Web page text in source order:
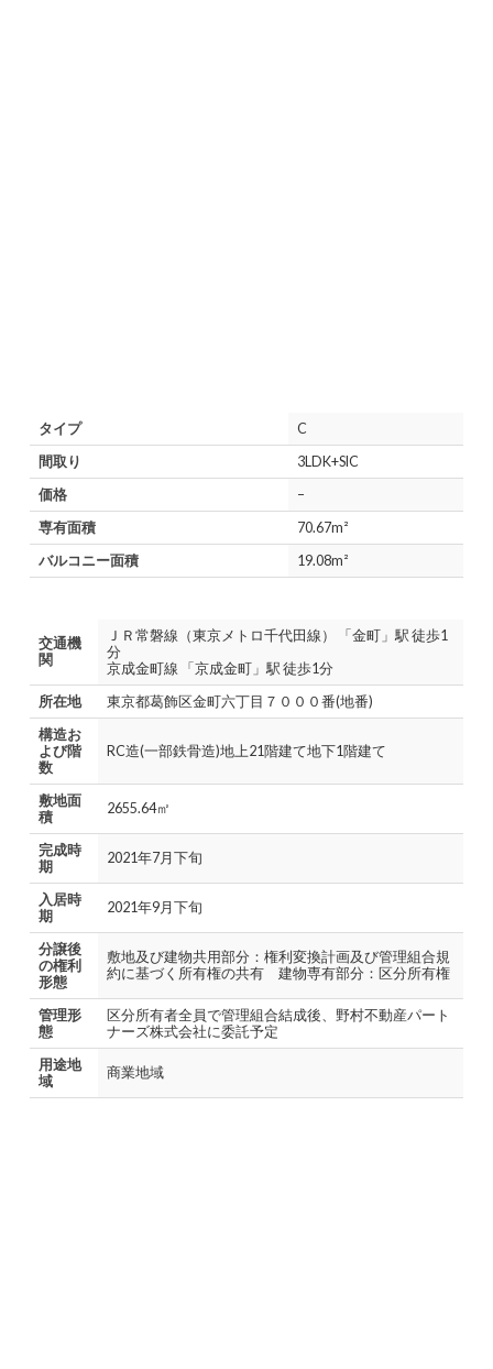
タイプ
C
間取り
3LDK+SIC
価格
–
専有面積
70.67m²
バルコニー面積
19.08m²
交通機
関
ＪＲ常磐線（東京メトロ千代田線） 「金町」駅 徒歩1
分
京成金町線 「京成金町」駅 徒歩1分
所在地
東京都葛飾区金町六丁目７０００番(地番)
構造お
よび階
数
RC造(一部鉄骨造)地上21階建て地下1階建て
敷地面
積
2655.64㎡
完成時
期
2021年7月下旬
入居時
期
2021年9月下旬
分譲後
の権利
形態
敷地及び建物共用部分：権利変換計画及び管理組合規
約に基づく所有権の共有 建物専有部分：区分所有権
管理形
態
区分所有者全員で管理組合結成後、野村不動産パート
ナーズ株式会社に委託予定
用途地
域
商業地域